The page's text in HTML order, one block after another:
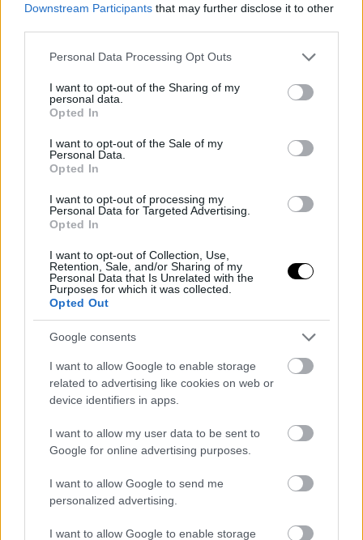
Downstream Participants that may further disclose it to other
Please note that this website/app uses one or more Google
not limited to your visit or usage behaviour. You may click to
grant or deny consent to Google and its third-party tags to
use your data for below specified purposes in below Google
consent section.
Personal Data Processing Opt Outs
I want to opt-out of the Sharing of my
personal data.
Opted In
I want to opt-out of the Sale of my
Personal Data.
Opted In
I want to opt-out of processing my
Personal Data for Targeted Advertising.
Opted In
I want to opt-out of Collection, Use,
Retention, Sale, and/or Sharing of my
Personal Data that Is Unrelated with the
Purposes for which it was collected.
Opted Out
Google consents
I want to allow Google to enable storage
related to advertising like cookies on web or
device identifiers in apps.
I want to allow my user data to be sent to
Google for online advertising purposes.
I want to allow Google to send me
personalized advertising.
I want to allow Google to enable storage